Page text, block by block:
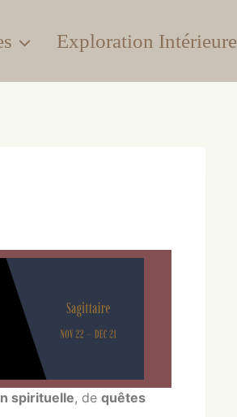
Exploration Intérieure
spirituelle, de quêtes